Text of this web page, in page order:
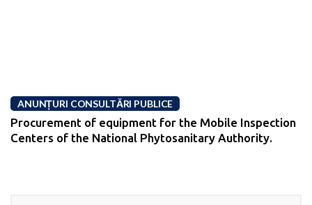
ANUNȚURI CONSULTĂRI PUBLICE
Procurement of equipment for the Mobile Inspection
Centers of the National Phytosanitary Authority.